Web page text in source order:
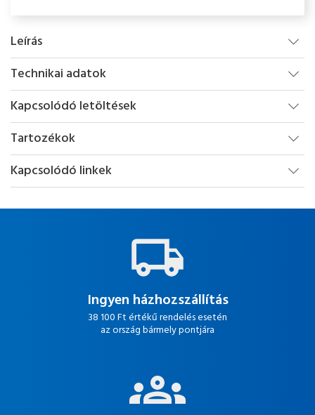
Leírás
Technikai adatok
Kapcsolódó letöltések
Tartozékok
Kapcsolódó linkek
Ingyen házhozszállítás
38 100 Ft értékű rendelés esetén
az ország bármely pontjára